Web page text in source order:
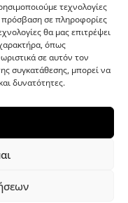
τεχνολογίες
σε πληροφορίες
θα μας επιτρέψει
όπως
σε αυτόν τον
συγκατάθεσης, μπορεί να
δυνατότητες.